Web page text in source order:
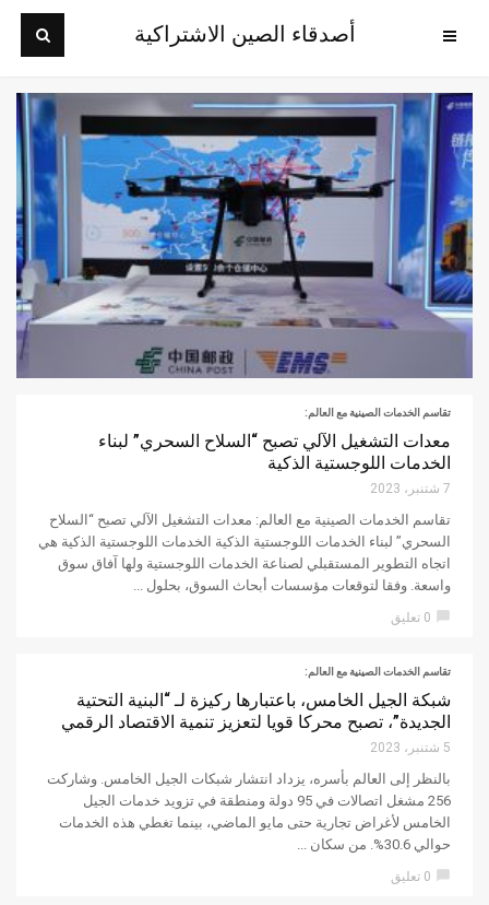
أصدقاء الصين الاشتراكية
تقاسم الخدمات الصينية مع العالم:
معدات التشغيل الآلي تصبح “السلاح السحري” لبناء
الخدمات اللوجستية الذكية
7 شتنبر، 2023
تقاسم الخدمات الصينية مع العالم: معدات التشغيل الآلي تصبح “السلاح
السحري” لبناء الخدمات اللوجستية الذكية الخدمات اللوجستية الذكية هي
اتجاه التطوير المستقبلي لصناعة الخدمات اللوجستية ولها آفاق سوق
واسعة. وفقا لتوقعات مؤسسات أبحاث السوق، بحلول ...
chat_bubble 0 تعليق
تقاسم الخدمات الصينية مع العالم:
شبكة الجيل الخامس، باعتبارها ركيزة لـ “البنية التحتية
الجديدة”، تصبح محركا قويا لتعزيز تنمية الاقتصاد الرقمي
5 شتنبر، 2023
بالنظر إلى العالم بأسره، يزداد انتشار شبكات الجيل الخامس. وشاركت
256 مشغل اتصالات في 95 دولة ومنطقة في تزويد خدمات الجيل
الخامس لأغراض تجارية حتى مايو الماضي، بينما تغطي هذه الخدمات
حوالي 30.6%. من سكان ...
chat_bubble 0 تعليق